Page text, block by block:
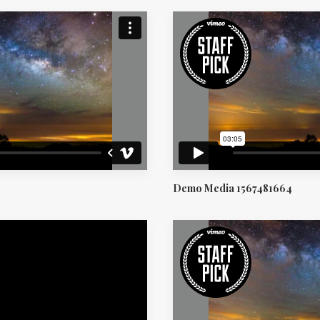
Demo Media 1567481664